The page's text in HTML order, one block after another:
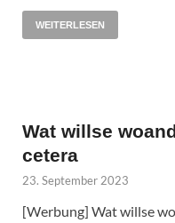
WEITERLESEN
Wat willse
cetera
23. September 2023
[Werbung] Wat willse